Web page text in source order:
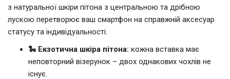
з натуральної шкіри пітона з центральною та дрібною
лускою перетворює ваш смартфон на справжній аксесуар
статусу та індивідуальності.
🐍 Екзотична шкіра пітона: кожна вставка має
неповторний візерунок – двох однакових чохлів не
існує.